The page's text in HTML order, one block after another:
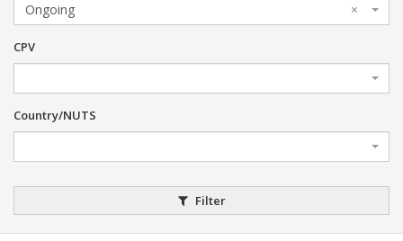
×
Ongoing
CPV
Country/NUTS
Filter